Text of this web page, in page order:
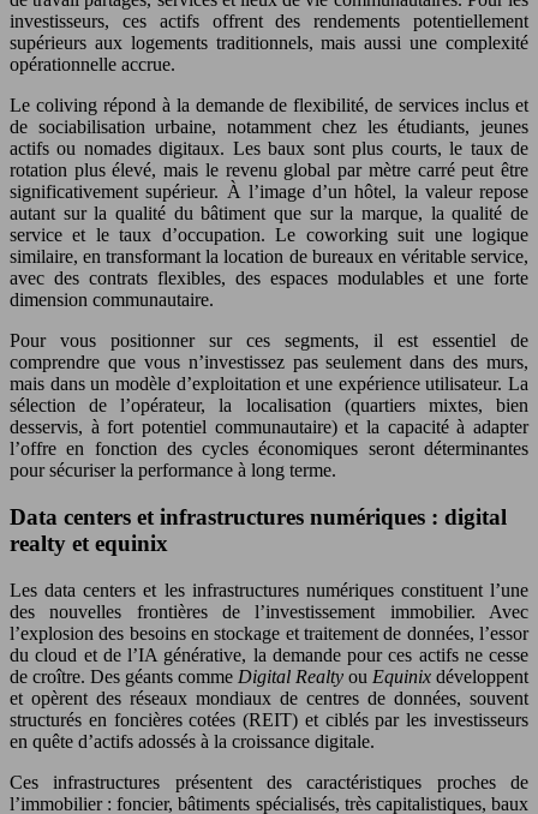
investisseurs, ces actifs offrent des rendements potentiellement
supérieurs aux logements traditionnels, mais aussi une complexité
opérationnelle accrue.
Le coliving répond à la demande de flexibilité, de services inclus et
de sociabilisation urbaine, notamment chez les étudiants, jeunes
actifs ou nomades digitaux. Les baux sont plus courts, le taux de
rotation plus élevé, mais le revenu global par mètre carré peut être
significativement supérieur. À l’image d’un hôtel, la valeur repose
autant sur la qualité du bâtiment que sur la marque, la qualité de
service et le taux d’occupation. Le coworking suit une logique
similaire, en transformant la location de bureaux en véritable service,
avec des contrats flexibles, des espaces modulables et une forte
dimension communautaire.
Pour vous positionner sur ces segments, il est essentiel de
comprendre que vous n’investissez pas seulement dans des murs,
mais dans un modèle d’exploitation et une expérience utilisateur. La
sélection de l’opérateur, la localisation (quartiers mixtes, bien
desservis, à fort potentiel communautaire) et la capacité à adapter
l’offre en fonction des cycles économiques seront déterminantes
pour sécuriser la performance à long terme.
Data centers et infrastructures numériques : digital
realty et equinix
Les data centers et les infrastructures numériques constituent l’une
des nouvelles frontières de l’investissement immobilier. Avec
l’explosion des besoins en stockage et traitement de données, l’essor
du cloud et de l’IA générative, la demande pour ces actifs ne cesse
de croître. Des géants comme Digital Realty ou Equinix développent
et opèrent des réseaux mondiaux de centres de données, souvent
structurés en foncières cotées (REIT) et ciblés par les investisseurs
en quête d’actifs adossés à la croissance digitale.
Ces infrastructures présentent des caractéristiques proches de
l’immobilier : foncier, bâtiments spécialisés, très capitalistiques, baux